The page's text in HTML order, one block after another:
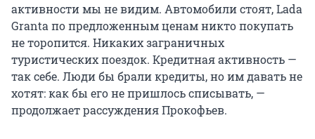
активности мы не видим. Автомобили стоят, Lada
Granta по предложенным ценам никто покупать
не торопится. Никаких заграничных
туристических поездок. Кредитная активность —
так себе. Люди бы брали кредиты, но им давать не
хотят: как бы его не пришлось списывать, —
продолжает рассуждения Прокофьев.